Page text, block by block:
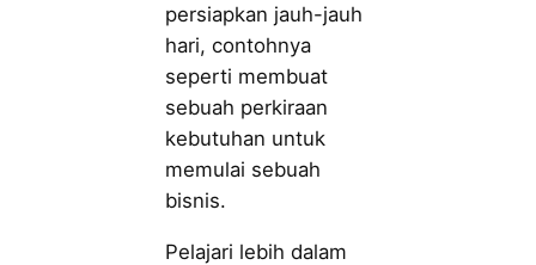
persiapkan jauh-jauh
hari, contohnya
seperti membuat
sebuah perkiraan
kebutuhan untuk
memulai sebuah
bisnis.
Pelajari lebih dalam